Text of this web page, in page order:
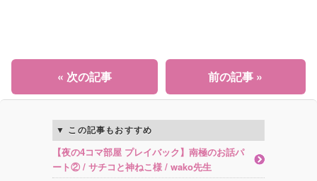
前の記事 »
« 次の記事
この記事もおすすめ
【夜の4コマ部屋 プレイバック】南極のお話パ
ート② / サチコと神ねこ様 / wako先生